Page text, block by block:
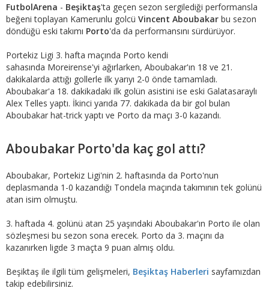
FutbolArena - Beşiktaş'ta geçen sezon sergilediği performansla
beğeni toplayan Kamerunlu golcü Vincent Aboubakar bu sezon
döndüğü eski takımı Porto'da da performansını sürdürüyor.
Portekiz Ligi 3. hafta maçında Porto kendi
sahasında Moreirense'yi ağırlarken, Aboubakar'ın 18 ve 21.
dakikalarda attığı gollerle ilk yarıyı 2-0 önde tamamladı.
Aboubakar'a 18. dakikadaki ilk golün asistini ise eski Galatasaraylı
Alex Telles yaptı. İkinci yarıda 77. dakikada da bir gol bulan
Aboubakar hat-trick yaptı ve Porto da maçı 3-0 kazandı.
Aboubakar Porto'da kaç gol attı?
Aboubakar, Portekiz Ligi'nin 2. haftasında da Porto'nun
deplasmanda 1-0 kazandığı Tondela maçında takımının tek golünü
atan isim olmuştu.
3. haftada 4. golünü atan 25 yaşındaki Aboubakar'ın Porto ile olan
sözleşmesi bu sezon sona erecek. Porto da 3. maçını da
kazanırken ligde 3 maçta 9 puan almış oldu.
Beşiktaş ile ilgili tüm gelişmeleri, Beşiktaş Haberleri sayfamızdan
takip edebilirsiniz.